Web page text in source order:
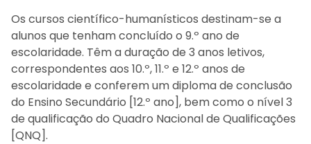
Os cursos científico-humanísticos destinam-se a
alunos que tenham concluído o 9.º ano de
escolaridade. Têm a duração de 3 anos letivos,
correspondentes aos 10.º, 11.º e 12.º anos de
escolaridade e conferem um diploma de conclusão
do Ensino Secundário [12.º ano], bem como o nível 3
de qualificação do Quadro Nacional de Qualificações
[QNQ].